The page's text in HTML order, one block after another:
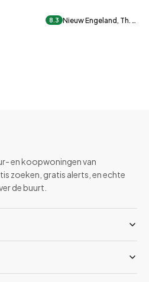
8.3 Nieuw Engeland, Th. …
en koopwoningen van
zoeken, gratis alerts, en echte
de buurt.